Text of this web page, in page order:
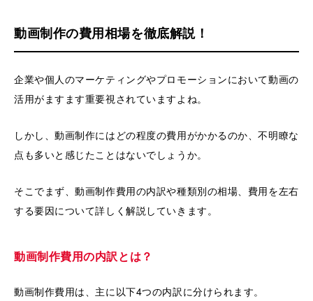
動画制作の費用相場を徹底解説！
企業や個人のマーケティングやプロモーションにおいて動画の
活用がますます重要視されていますよね。
しかし、動画制作にはどの程度の費用がかかるのか、不明瞭な
点も多いと感じたことはないでしょうか。
そこでまず、動画制作費用の内訳や種類別の相場、費用を左右
する要因について詳しく解説していきます。
動画制作費用の内訳とは？
動画制作費用は、主に以下4つの内訳に分けられます。